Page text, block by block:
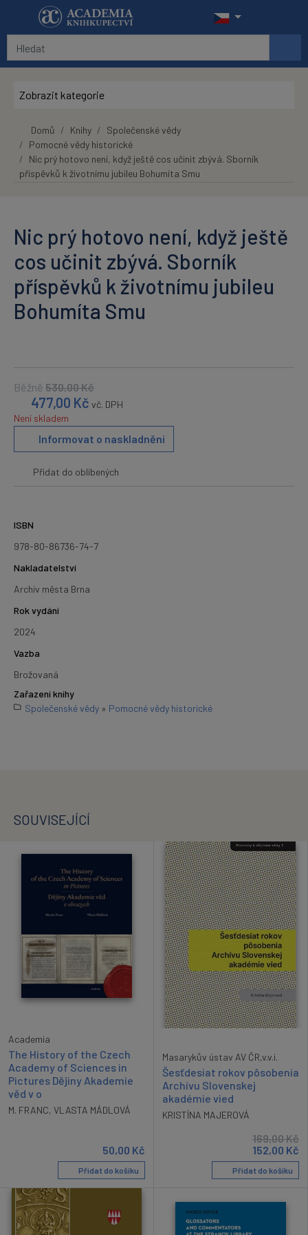
Přeskočit na hlavní obsah
Zobrazit kategorie
Domů Knihy
Společenské vědy
Pomocné vědy historické
Nic prý hotovo není, když ještě cos učinit zbývá. Sborník
příspěvků k životnímu jubileu Bohumíta Smu
Nic prý hotovo není, když ještě
cos učinit zbývá. Sborník
příspěvků k životnímu jubileu
Bohumíta Smu
Běžně 530,00Kč
477,00 Kč vč. DPH
Není skladem
Informovat o naskladnění
Přidat do oblíbených
ISBN
978-80-86736-74-7
Nakladatelství
Archiv města Brna
Rok vydání
2024
Vazba
Brožovaná
Zařazení knihy
Společenské vědy » Pomocné vědy historické
SOUVISEJÍCÍ
Academia
The History of the Czech
Academy of Sciences in
Pictures Dějiny Akademie
věd v o
M. FRANC, VLASTA MÁDLOVÁ
50,00 Kč
Přidat do košíku
Masarykův ústav AV ČR,v.v.i.
Šesťdesiat rokov pôsobenia
Archívu Slovenskej
akadémie vied
KRISTÍNA MAJEROVÁ
169,00Kč
152,00 Kč
Přidat do košíku